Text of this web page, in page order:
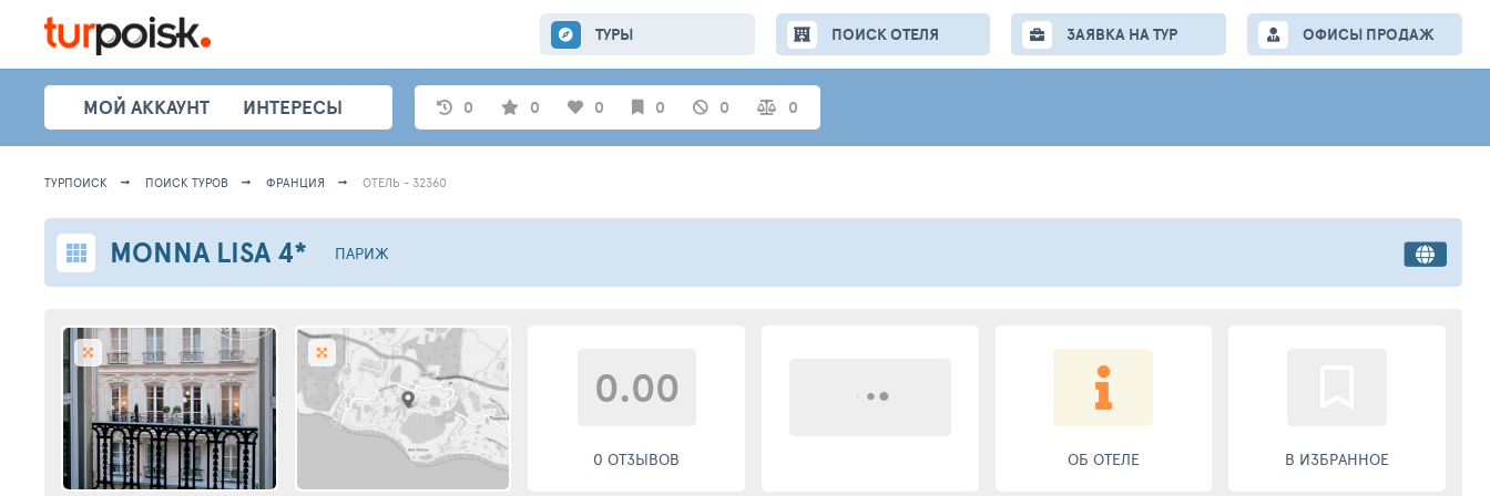
ТУРЫ ПОИСК ОТЕЛЯ ЗАЯВКА НА ТУР ОФИСЫ ПРОДАЖ
МОЙ АККАУНТ ИНТЕРЕСЫ 0 0 0 0 0 0
ТУРПОИСК ПОИСК ТУРОВ ФРАНЦИЯ ОТЕЛЬ - 32360
MONNA LISA4* ПАРИЖ
0.00
0 ОТЗЫВОВ ОБ ОТЕЛЕ В ИЗБРАННОЕ